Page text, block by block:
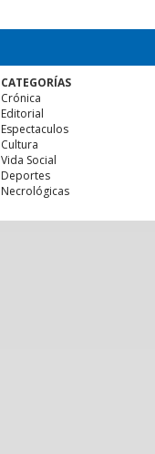
CATEGORÍAS
Crónica
Editorial
Espectaculos
Cultura
Vida Social
Deportes
Necrológicas